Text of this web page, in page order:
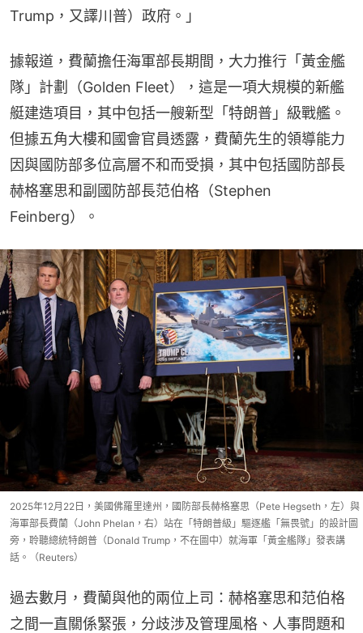
Trump，又譯川普）政府。」
據報道，費蘭擔任海軍部長期間，大力推行「黃金艦
隊」計劃（Golden Fleet），這是一項大規模的新艦
艇建造項目，其中包括一艘新型「特朗普」級戰艦。
但據五角大樓和國會官員透露，費蘭先生的領導能力
因與國防部多位高層不和而受損，其中包括國防部長
赫格塞思和副國防部長范伯格（Stephen
Feinberg）。
2025年12月22日，美國佛羅里達州，國防部長赫格塞思（Pete Hegseth，左）與
海軍部長費蘭（John Phelan，右）站在「特朗普級」驅逐艦「無畏號」的設計圖
旁，聆聽總統特朗普（Donald Trump，不在圖中）就海軍「黃金艦隊」發表講
話。（Reuters）
過去數月，費蘭與他的兩位上司：赫格塞思和范伯格
之間一直關係緊張，分歧涉及管理風格、人事問題和